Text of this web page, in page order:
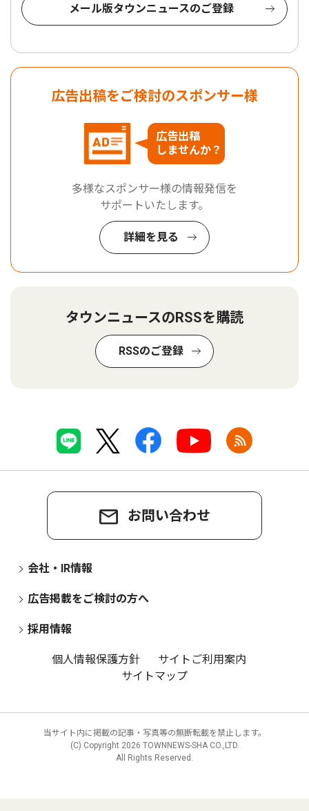
メール版タウンニュースのご登録
広告出稿をご検討のスポンサー様
広告出稿
しませんか？
多様なスポンサー様の情報発信を
サポートいたします。
詳細を見る
タウンニュースのRSSを購読
RSSのご登録
お問い合わせ
会社・IR情報
広告掲載をご検討の方へ
採用情報
個人情報保護方針
サイトご利用案内
サイトマップ
当サイト内に掲載の記事・写真等の無断転載を禁止します。
(C) Copyright 2026 TOWNNEWS-SHA CO.,LTD.
All Rights Reserved.